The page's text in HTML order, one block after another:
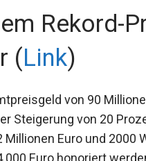
Rekord-
(Link)
von 90
einer Steigerung von